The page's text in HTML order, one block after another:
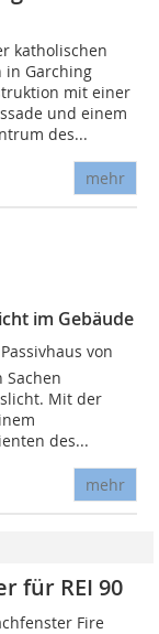
katholischen
in Garching
mit einer
und einem
des...
mehr
im Gebäude
von
Sachen
Mit der
des...
mehr
für REI 90
Fire